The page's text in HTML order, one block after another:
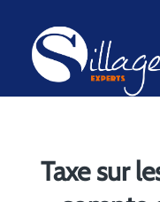
Taxe sur